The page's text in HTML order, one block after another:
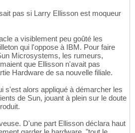
pas si Larry Ellisson est moqueur
a visiblement peu goûté les
qui l'oppose à IBM. Pour faire
Microsystems, les rumeurs,
que Ellisson n'avait pas
Hardware de sa nouvelle filiale.
s'est alors appliqué à démarcher les
de Sun, jouant à plein sur le doute
D'une part Ellisson déclara haut